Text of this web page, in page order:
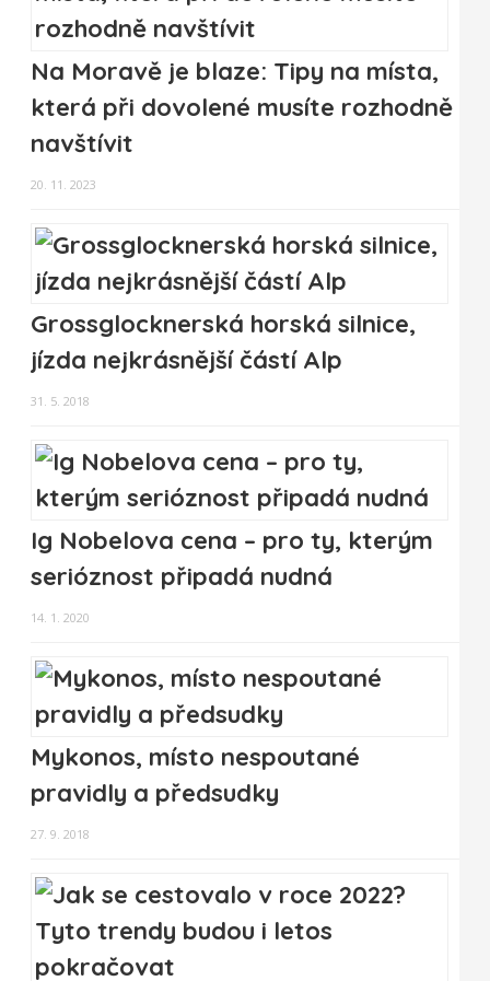
Na Moravě je blaze: Tipy na místa,
která při dovolené musíte rozhodně
navštívit
20. 11. 2023
Grossglocknerská horská silnice,
jízda nejkrásnější částí Alp
31. 5. 2018
Ig Nobelova cena – pro ty, kterým
serióznost připadá nudná
14. 1. 2020
Mykonos, místo nespoutané
pravidly a předsudky
27. 9. 2018